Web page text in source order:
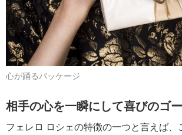
心が踊るパッケージ
相手の心を一瞬にして喜びのゴ
フェレロ ロシェの特徴の一つと言えば